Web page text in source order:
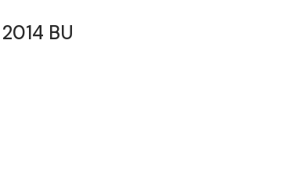
BU